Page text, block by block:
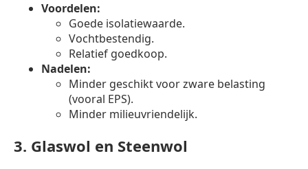
Voordelen:
Goede isolatiewaarde.
Vochtbestendig.
Relatief goedkoop.
Nadelen:
Minder geschikt voor zware belasting
(vooral EPS).
Minder milieuvriendelijk.
3. Glaswol en Steenwol